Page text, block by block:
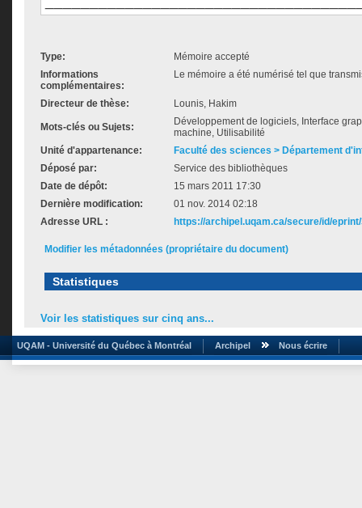
Type:
Mémoire accepté
Informations
complémentaires:
Le mémoire a été numérisé tel que
Directeur de thèse: Lounis, Hakim
Mots-clés ou Sujets:
Développement de logiciels, Interface
machine, Utilisabilité
Unité d'appartenance:
Faculté des sciences > Département
Déposé par:
Service des bibliothèques
Date de dépôt:
15 mars 2011 17:30
Dernière modification:
01 nov. 2014 02:18
Adresse URL :
https://archipel.uqam.ca/secure/id/
Modifier les métadonnées (propriétaire du document)
Statistiques
Voir les statistiques sur cinq ans...
UQAM - Université du Québec à Montréal Archipel Nous écrire